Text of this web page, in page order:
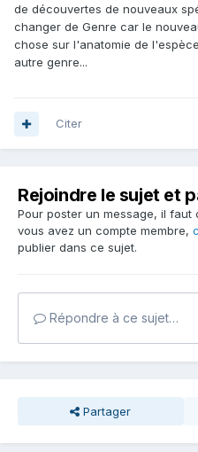
de découvertes de nouveaux
changer de Genre car le
chose sur l'anatomie de
autre genre...
Citer
Rejoindre le sujet et
Pour poster un message, il faut
vous avez un compte membre,
publier dans ce sujet.
Répondre à ce sujet…
Partager